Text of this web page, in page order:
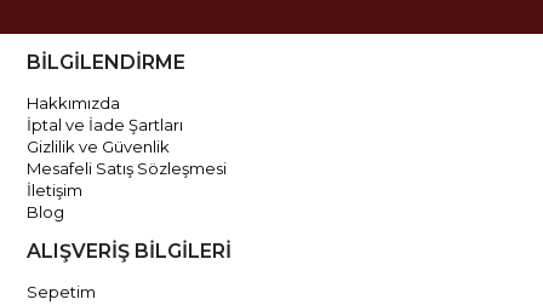
BİLGİLENDİRME
Hakkımızda
İptal ve İade Şartları
Gizlilik ve Güvenlik
Mesafeli Satış Sözleşmesi
İletişim
Blog
ALIŞVERİŞ BİLGİLERİ
Sepetim